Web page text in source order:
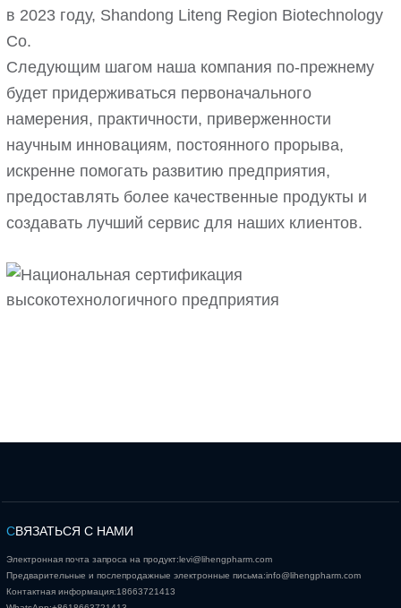
в 2023 году, Shandong Liteng Region Biotechnology
Co.
Следующим шагом наша компания по-прежнему
будет придерживаться первоначального
намерения, практичности, приверженности
научным инновациям, постоянного прорыва,
искренне помогать развитию предприятия,
предоставлять более качественные продукты и
создавать лучший сервис для наших клиентов.
СВЯЗАТЬСЯ С НАМИ
Электронная почта запроса на продукт:levi@lihengpharm.com
Предварительные и послепродажные электронные письма:info@lihengpharm.com
Контактная информация:18663721413